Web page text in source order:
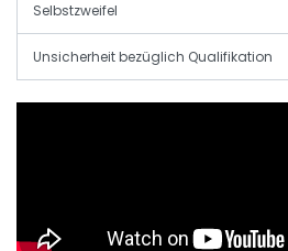
Selbstzweifel
Unsicherheit bezüglich Qualifikation